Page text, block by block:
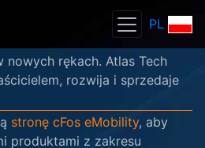
PL
nowych rękach. Atlas Tech
rozwija i sprzedaje
stronę cFos eMobility, aby
produktami z zakresu